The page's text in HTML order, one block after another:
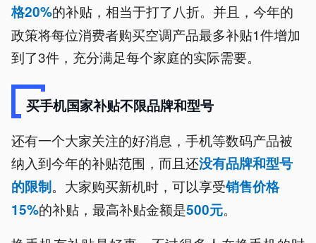
格20%的补贴，相当于打了八折。并且，今年的
政策将每位消费者购买空调产品最多补贴1件增加
到了3件，充分满足每个家庭的实际需要。
买手机国家补贴不限品牌和型号
还有一个大家关注的好消息，手机等数码产品被
纳入到今年的补贴范围，而且还没有品牌和型号
的限制。大家购买新机时，可以享受销售价格
15%的补贴，最高补贴金额是500元。